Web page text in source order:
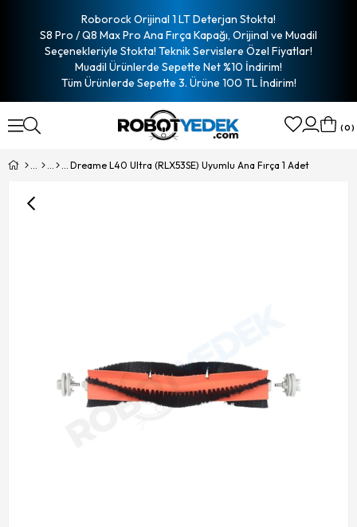
Roborock Orijinal 1 LT Deterjan Stokta!
S8 Pro / Q8 Max Pro Ana Fırça Kapağı, Orijinal ve Muadil
Seçenekleriyle Stokta! Teknik Servislere Özel Fiyatlar!
Muadil Ürünlerde Sepette Net %10 İndirim!
Tüm Ürünlerde Sepette 3. Ürüne 100 TL İndirim!
0
Dreame L40 Ultra (RLX53SE) Uyumlu Ana Fırça 1 Adet